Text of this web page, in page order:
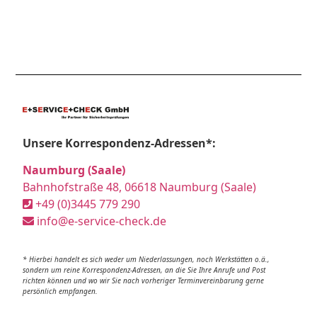
Unsere Korrespondenz-Adressen*:
Naumburg (Saale)
Bahnhofstraße 48, 06618 Naumburg (Saale)
+49 (0)3445 779 290
info@e-service-check.de
* Hierbei handelt es sich weder um Niederlassungen, noch Werkstätten o.ä.,
sondern um reine Korrespondenz-Adressen, an die Sie Ihre Anrufe und Post
richten können und wo wir Sie nach vorheriger Terminvereinbarung gerne
persönlich empfangen.